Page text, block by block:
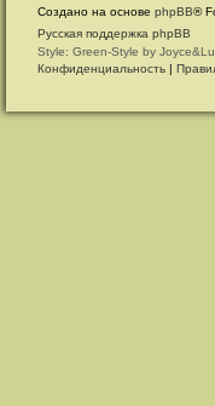
Создано на основе phpBB®
Русская поддержка phpBB
Style: Green-Style by
Конфиденциальность |